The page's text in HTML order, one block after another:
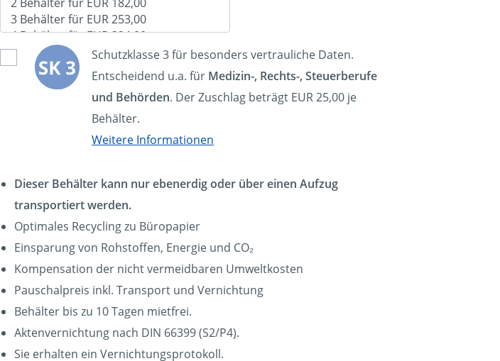
Schutzklasse 3 für besonders vertrauliche Daten.
Entscheidend u.a. für Medizin-, Rechts-, Steuerberufe
und Behörden. Der Zuschlag beträgt EUR 25,00 je
Behälter.
Weitere Informationen
Dieser Behälter kann nur ebenerdig oder über einen Aufzug
transportiert werden.
Optimales Recycling zu Büropapier
Einsparung von Rohstoffen, Energie und CO₂
Kompensation der nicht vermeidbaren Umweltkosten
Pauschalpreis inkl. Transport und Vernichtung
Behälter bis zu 10 Tagen mietfrei.
Aktenvernichtung nach DIN 66399 (S2/P4).
Sie erhalten ein Vernichtungsprotokoll.